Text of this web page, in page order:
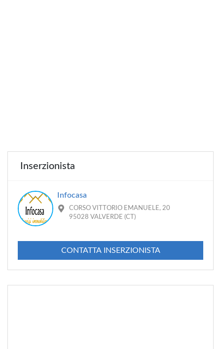
Inserzionista
Infocasa
CORSO VITTORIO EMANUELE, 20
95028 VALVERDE (CT)
CONTATTA INSERZIONISTA